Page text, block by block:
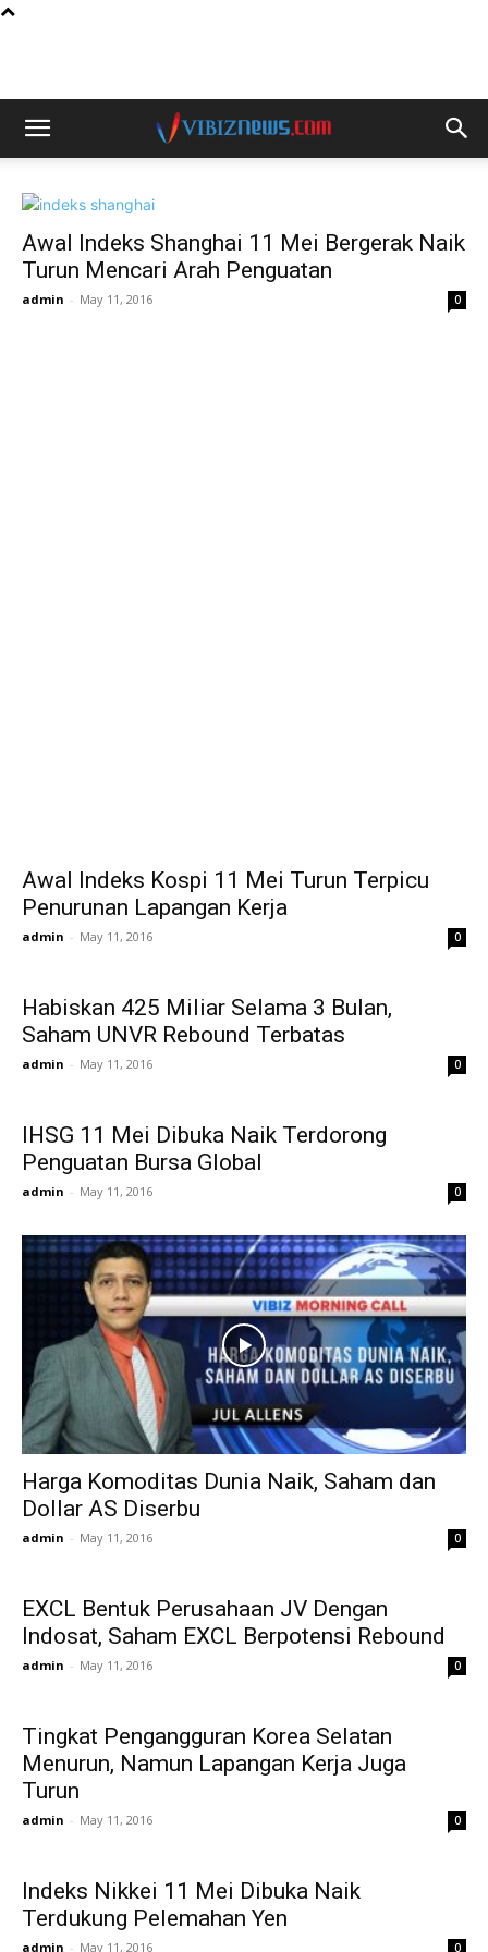
Awal Indeks Shanghai 11 Mei Bergerak Naik
Turun Mencari Arah Penguatan
admin - May 11, 2016 0
Awal Indeks Kospi 11 Mei Turun Terpicu
Penurunan Lapangan Kerja
admin - May 11, 2016 0
Habiskan 425 Miliar Selama 3 Bulan,
Saham UNVR Rebound Terbatas
admin - May 11, 2016 0
IHSG 11 Mei Dibuka Naik Terdorong
Penguatan Bursa Global
admin - May 11, 2016 0
Harga Komoditas Dunia Naik, Saham dan
Dollar AS Diserbu
admin - May 11, 2016 0
EXCL Bentuk Perusahaan JV Dengan
Indosat, Saham EXCL Berpotensi Rebound
admin - May 11, 2016 0
Tingkat Pengangguran Korea Selatan
Menurun, Namun Lapangan Kerja Juga
Turun
admin - May 11, 2016 0
Indeks Nikkei 11 Mei Dibuka Naik
Terdukung Pelemahan Yen
admin - May 11, 2016 0